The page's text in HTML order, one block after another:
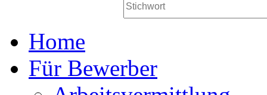
Home
Für Bewerber